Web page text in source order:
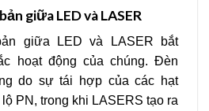
giữa LED và LASER
giữa LED và LASER bắt
hoạt động của chúng. Đèn
do sự tái hợp của các hạt
PN, trong khi LASERS tạo ra